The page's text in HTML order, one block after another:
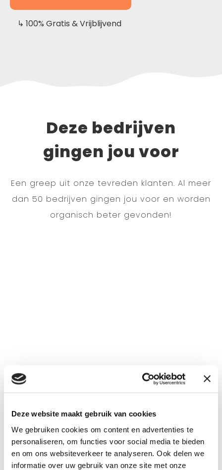
Deze website maakt gebruik van cookies
We gebruiken cookies om content en advertenties te
personaliseren, om functies voor social media te bieden
en om ons websiteverkeer te analyseren. Ook delen we
informatie over uw gebruik van onze site met onze
↳ 100% Gratis & Vrijblijvend
Deze bedrijven
gingen jou voor
Een greep uit onze tevreden klanten. Al meer
dan 50 bedrijven gingen jou voor en worden
organisch beter gevonden!
Laten we kennismaken